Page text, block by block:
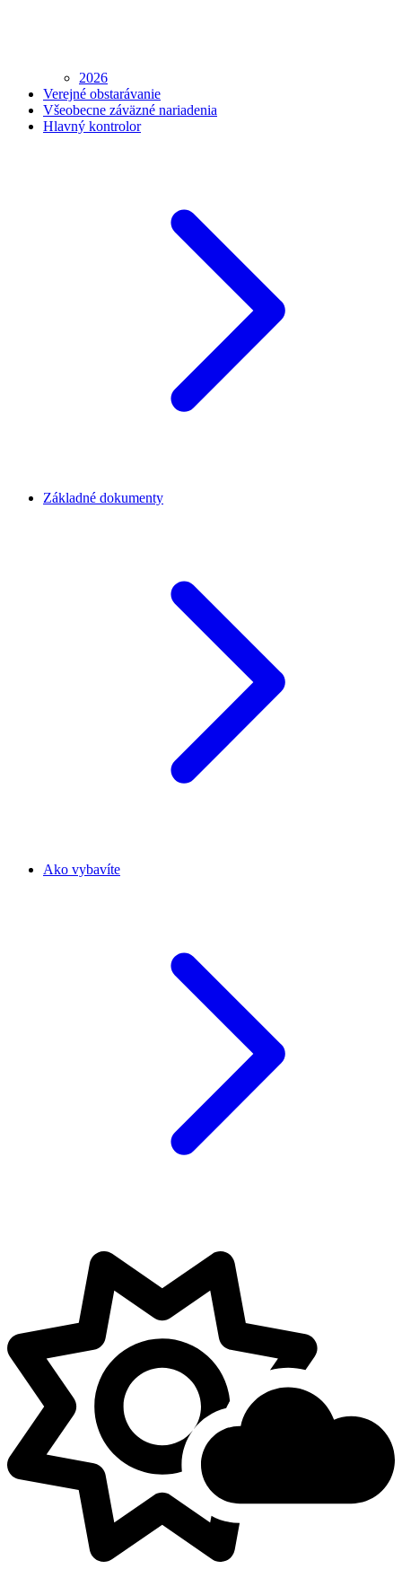
2026
Verejné obstarávanie
Všeobecne záväzné nariadenia
Hlavný kontrolor
Základné dokumenty
Ako vybavíte